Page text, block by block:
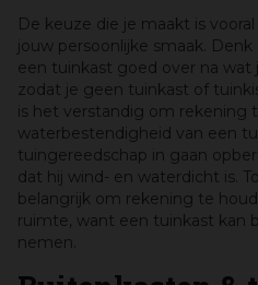
De keuze die je maakt is
jouw persoonlijke smaak.
een tuinkast goed over na wat
zodat je geen tuinkast of
is het verstandig om rekening
waterbestendigheid van een
tuingereedschap in gaan
dat hij wind- en waterdicht is.
belangrijk om rekening te
ruimte, want een tuinkast kan
nemen.